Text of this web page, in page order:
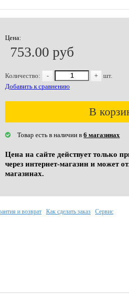
Цена:
753.00 руб
Количество: - +
шт.
Добавить к сравнению
В
Товар есть в наличии в 6 магазинах
Цена на сайте действует только
через интернет-магазин и может
магазинах.
и возврат Как сделать заказ Сервис